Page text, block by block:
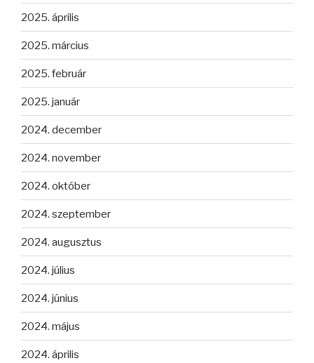
2025. április
2025. március
2025. február
2025. január
2024. december
2024. november
2024. október
2024. szeptember
2024. augusztus
2024. július
2024. június
2024. május
2024. április